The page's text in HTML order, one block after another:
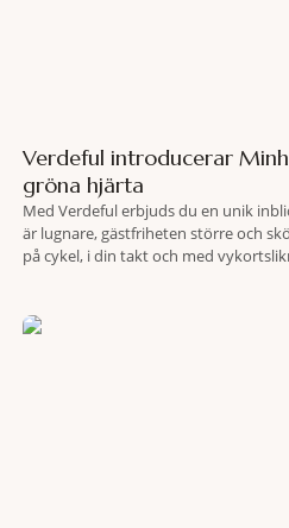
Verdeful introducerar
gröna hjärta
Med Verdeful erbjuds du en unik
är lugnare, gästfriheten större och
på cykel, i din takt och med
travel när det